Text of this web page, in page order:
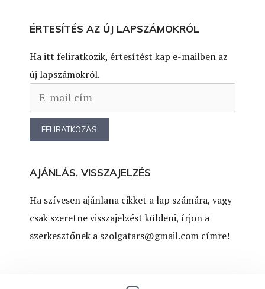
ÉRTESÍTÉS AZ ÚJ LAPSZÁMOKRÓL
Ha itt feliratkozik, értesítést kap e-mailben az
új lapszámokról.
AJÁNLÁS, VISSZAJELZÉS
Ha szívesen ajánlana cikket a lap számára, vagy
csak szeretne visszajelzést küldeni, írjon a
szerkesztőnek a szolgatars@gmail.com címre!